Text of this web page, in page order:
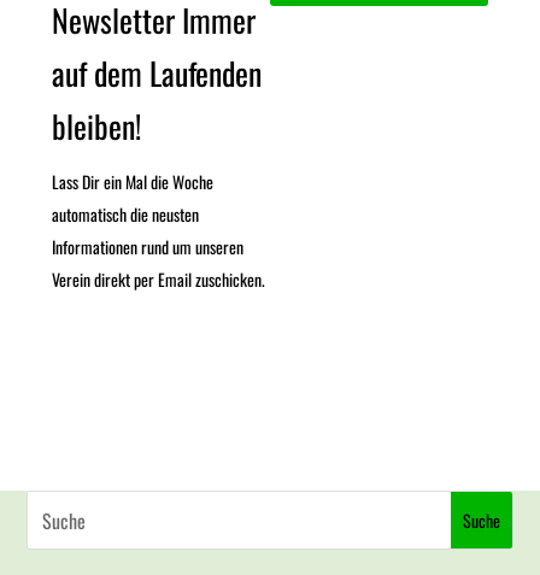
Newsletter Immer
auf dem Laufenden
bleiben!
Lass Dir ein Mal die Woche
automatisch die neusten
Informationen rund um unseren
Verein direkt per Email zuschicken.